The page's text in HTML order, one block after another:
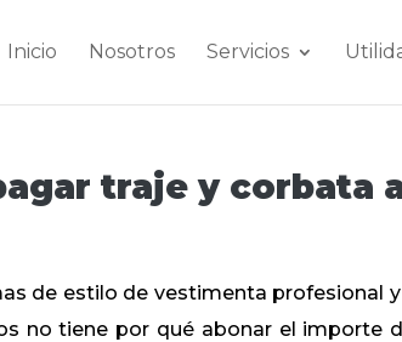
Inicio Nosotros Servicios
traje y corbata
de estilo de vestimenta profesional
no tiene por qué abonar el importe